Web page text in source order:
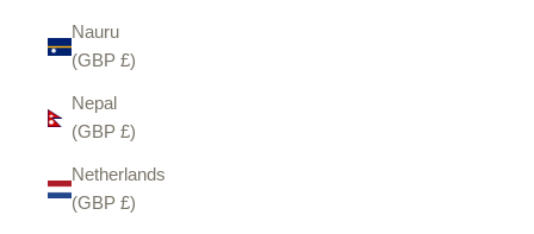
Nauru
(GBP £)
Nepal
(GBP £)
Netherlands
(GBP £)